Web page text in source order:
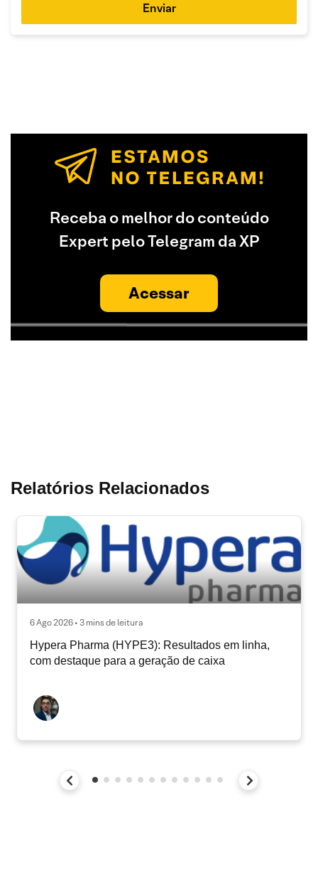
Enviar
Receba o melhor do conteúdo
Expert pelo Telegram da XP
Acessar
Relatórios Relacionados
6 Ago 2026 • 3 mins de leitura
Hypera Pharma (HYPE3): Resultados em linha,
com destaque para a geração de caixa